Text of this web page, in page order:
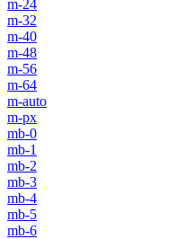
m-24
m-32
m-40
m-48
m-56
m-64
m-auto
m-px
mb-0
mb-1
mb-2
mb-3
mb-4
mb-5
mb-6